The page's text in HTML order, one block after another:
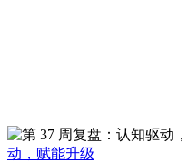
动，赋能升级